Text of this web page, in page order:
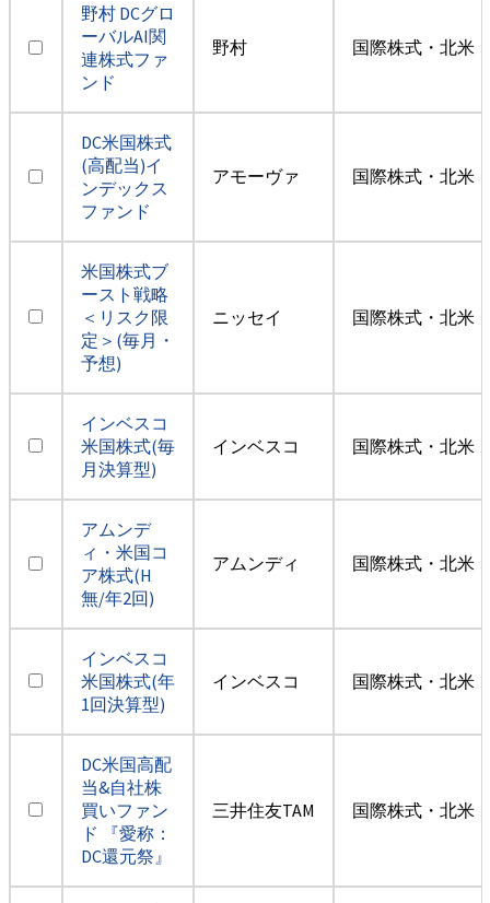
野村 DCグロ
ーバルAI関
連株式ファ
ンド
野村 国際株式・北米
DC米国株式
(高配当)イ
ンデックス
ファンド
アモーヴァ 国際株式・北米
米国株式ブ
ースト戦略
＜リスク限
定＞(毎月・
予想)
ニッセイ 国際株式・北米
インベスコ
米国株式(毎
月決算型)
インベスコ 国際株式・北米
アムンデ
ィ・米国コ
ア株式(H
無/年2回)
アムンディ 国際株式・北米
インベスコ
米国株式(年
1回決算型)
インベスコ 国際株式・北米
DC米国高配
当&自社株
買いファン
ド 『愛称：
DC還元祭』
三井住友TAM 国際株式・北米